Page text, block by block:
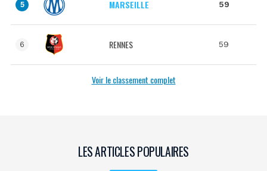
5 MARSEILLE 59
6 RENNES 59
Voir le classement complet
LES ARTICLES POPULAIRES